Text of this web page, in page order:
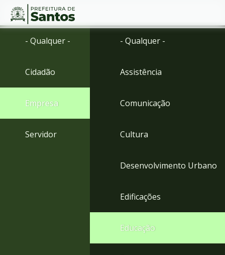
Ir
Ir
menu
Conteúdo
- Qualquer -
Cidadão
Empresa
Servidor
- Qualquer -
Assistência
Comunicação
Cultura
Desenvolvimento Urbano
Edificações
Educação